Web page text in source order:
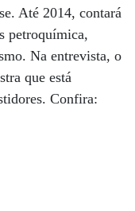
Até 2014, contará
petroquímica,
Na entrevista, o
que está
Confira: